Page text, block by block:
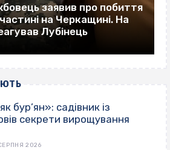
заявив про побиття
на Черкащині. На
Лубінець
бур’ян»: садівник із
секрети вирощування
2026